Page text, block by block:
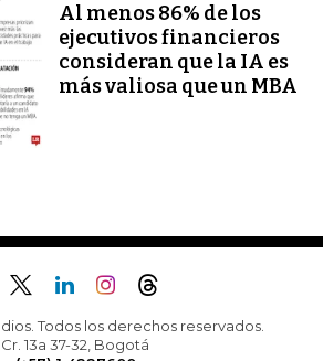
Al menos 86% de los
ejecutivos financieros
consideran que la IA es
más valiosa que un MBA
Todos los derechos reservados.
Cr. 13a 37-32, Bogotá